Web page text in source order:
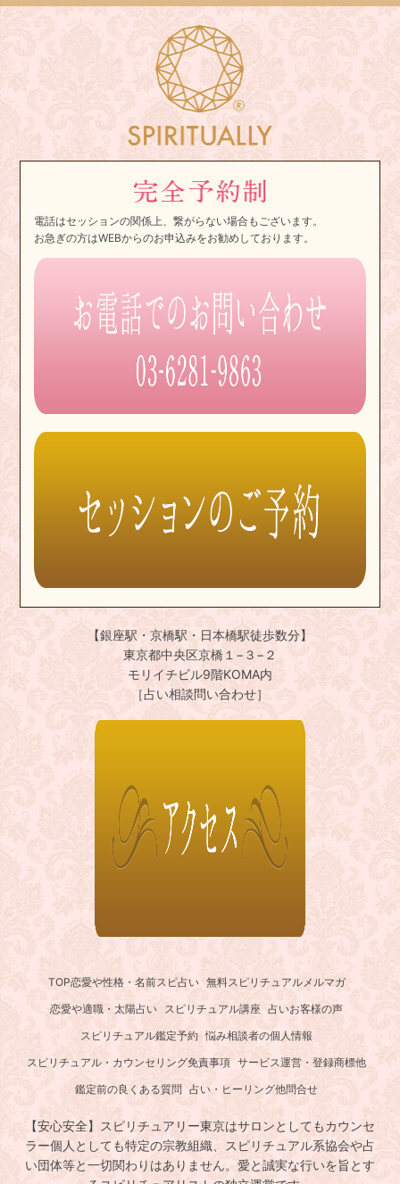
電話はセッションの関係上、繋がらない場合もございます。
お急ぎの方はWEBからのお申込みをお勧めしております。
【銀座駅・京橋駅・日本橋駅徒歩数分】
東京都中央区京橋１−３−２
モリイチビル9階KOMA内
［占い相談問い合わせ］
TOP恋愛や性格・名前スピ占い 無料スピリチュアルメルマガ
恋愛や適職・太陽占い
スピリチュアル講座 占いお客様の声
スピリチュアル鑑定予約 悩み相談者の個人情報
スピリチュアル・カウンセリング免責事項 サービス運営・登録商標他
鑑定前の良くある質問 占い・ヒーリング他問合せ
【安心安全】スピリチュアリー東京はサロンとしてもカウンセ
ラー個人としても特定の宗教組織、スピリチュアル系協会や占
い団体等と一切関わりはありません。愛と誠実な行いを旨とす